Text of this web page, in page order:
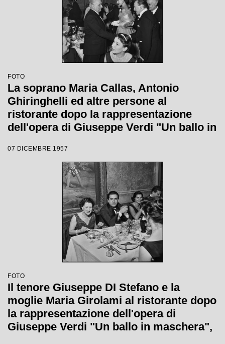
FOTO
La soprano Maria Callas, Antonio
Ghiringhelli ed altre persone al
ristorante dopo la rappresentazione
dell'opera di Giuseppe Verdi "Un ballo in
Gavazzeni e con la regia di Margherita
Wallmann con la quale è stata
inaugurata la stagione lirica 1957-1958
del Teatro alla Scala
07 DICEMBRE 1957
FOTO
Il tenore Giuseppe DI Stefano e la
moglie Maria Girolami al ristorante dopo
la rappresentazione dell'opera di
Giuseppe Verdi "Un ballo in maschera",